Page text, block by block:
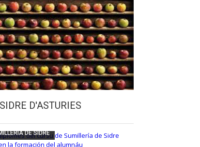
D'ASTURIES
SIDRERA
DE SUMILLERÍA DE LA SIDRE
DE SIDRE